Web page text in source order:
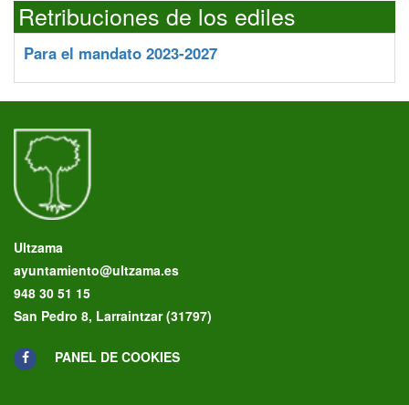
Retribuciones de los ediles
Para el mandato 2023-2027
Ultzama
ayuntamiento@ultzama.es
948 30 51 15
San Pedro 8, Larraintzar (31797)
PANEL DE COOKIES